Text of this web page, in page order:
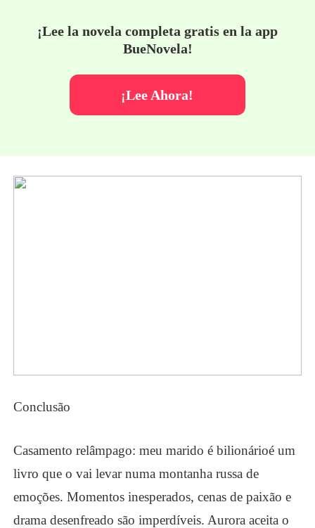
¡Lee la novela completa gratis en la app
BueNovela!
¡Lee Ahora!
Conclusão
Casamento relâmpago: meu marido é bilionárioé um
livro que o vai levar numa montanha russa de
emoções. Momentos inesperados, cenas de paixão e
drama desenfreado são imperdíveis. Aurora aceita o